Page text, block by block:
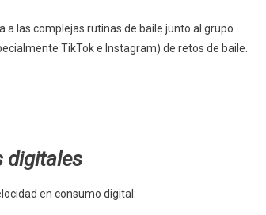
las complejas rutinas de baile junto al grupo
TikTok e Instagram) de retos de baile.
digitales
en consumo digital: